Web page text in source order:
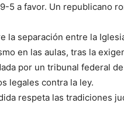
5 a favor. Un republicano
la separación entre la
en las aulas, tras la
por un tribunal federal
legales contra la ley.
respeta las tradiciones